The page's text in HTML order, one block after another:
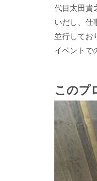
代目太田貴
いだし、仕
並行してお
イベントで
このプ